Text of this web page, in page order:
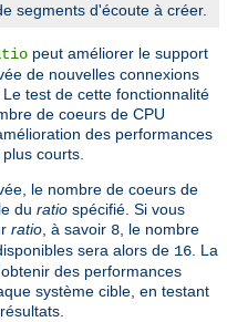
segments d'écoute à créer.
peut améliorer le support
de nouvelles connexions
test de cette fonctionnalité
de coeurs de CPU
des performances
courts.
le nombre de coeurs de
du ratio spécifié. Si vous
ratio, à savoir 8, le nombre
sera alors de 16. La
des performances
système cible, en testant